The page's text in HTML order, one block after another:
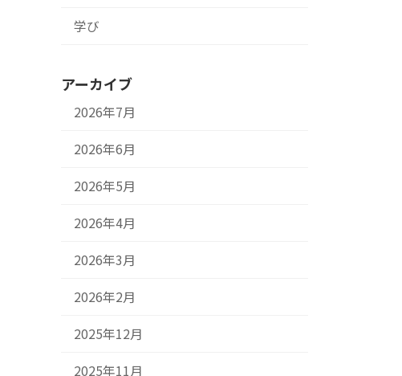
学び
アーカイブ
2026年7月
2026年6月
2026年5月
2026年4月
2026年3月
2026年2月
2025年12月
2025年11月